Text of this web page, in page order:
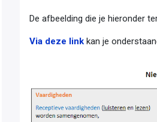
De afbeelding die je hieronder
Via deze link kan je